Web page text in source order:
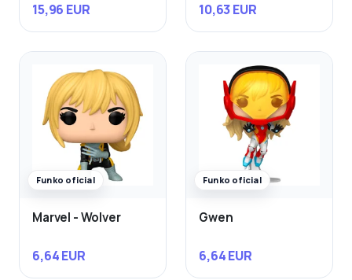
15,96 EUR 10,63 EUR
Funko oficial
Marvel - Wolver
6,64 EUR
Funko oficial
Gwen
6,64 EUR